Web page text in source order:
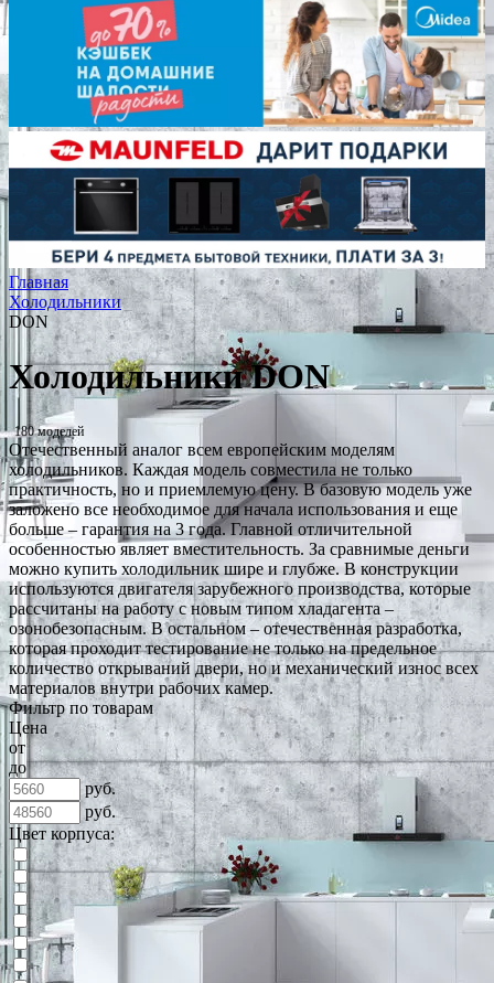
Главная
Холодильники
DON
Холодильники DON
180 моделей
Отечественный аналог всем европейским моделям
холодильников. Каждая модель совместила не только
практичность, но и приемлемую цену. В базовую модель уже
заложено все необходимое для начала использования и еще
больше – гарантия на 3 года. Главной отличительной
особенностью являет вместительность. За сравнимые деньги
можно купить холодильник шире и глубже. В конструкции
используются двигателя зарубежного производства, которые
рассчитаны на работу с новым типом хладагента –
озонобезопасным. В остальном – отечественная разработка,
которая проходит тестирование не только на предельное
количество открываний двери, но и механический износ всех
материалов внутри рабочих камер.
Фильтр по товарам
Цена
от
до
руб.
руб.
Цвет корпуса: